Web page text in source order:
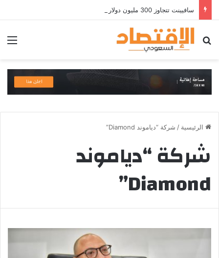
بحث عن
الرئيسية / شركة “دياموند Diamond”
شركة “دياموند
Diamond”